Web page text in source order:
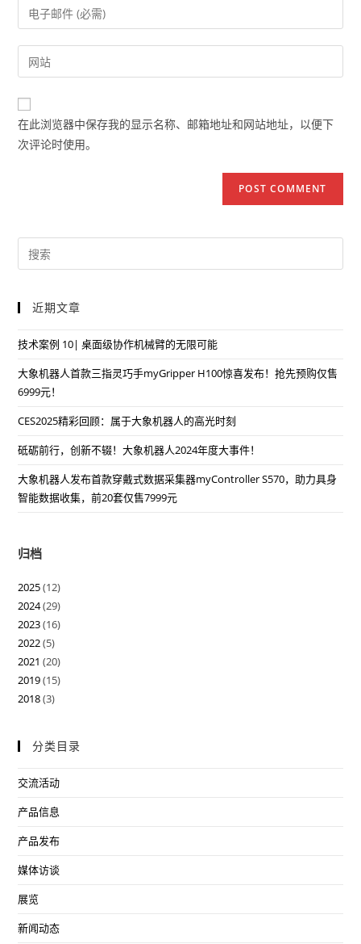
在此浏览器中保存我的显示名称、邮箱地址和网站地址，以便下
次评论时使用。
近期文章
技术案例 10| 桌面级协作机械臂的无限可能
大象机器人首款三指灵巧手myGripper H100惊喜发布！抢先预购仅售
6999元！
CES2025精彩回顾：属于大象机器人的高光时刻
砥砺前行，创新不辍！大象机器人2024年度大事件！
大象机器人发布首款穿戴式数据采集器myController S570，助力具身
智能数据收集，前20套仅售7999元
归档
2025(12)
2024(29)
2023(16)
2022(5)
2021 (20)
2019(15)
2018(3)
分类目录
交流活动
产品信息
产品发布
媒体访谈
展览
新闻动态